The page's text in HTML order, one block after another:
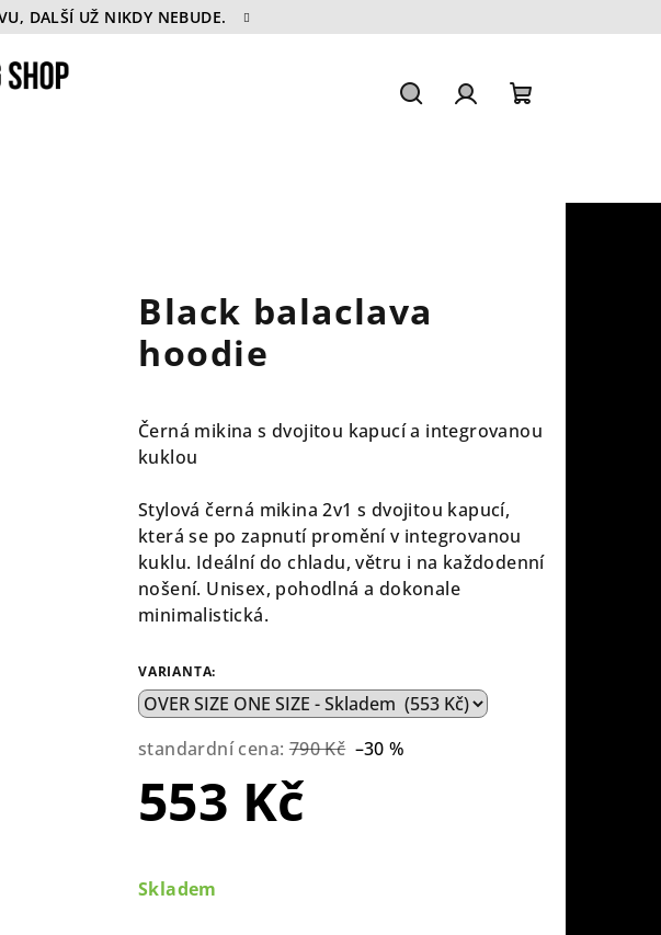
DALŠÍ UŽ NIKDY NEBUDE.
Black balaclava
hoodie
Černá mikina s dvojitou kapucí a integrovanou
kuklou
Stylová černá mikina 2v1 s dvojitou kapucí,
která se po zapnutí promění v integrovanou
kuklu. Ideální do chladu, větru i na každodenní
nošení. Unisex, pohodlná a dokonale
minimalistická.
VARIANTA:
standardní cena: 790 Kč –30 %
553 Kč
cena:
Skladem